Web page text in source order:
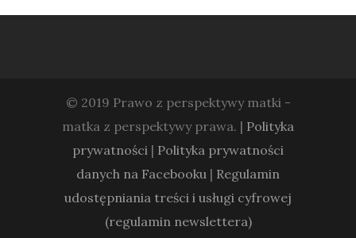
© 2019 Prawo z perspektywy matki -
matka z perspektywy prawa. | Polityka
prywatności | Polityka prywatności
danych na Facebooku | Regulamin
udostępniania treści i usługi cyfrowej
(regulamin newslettera)